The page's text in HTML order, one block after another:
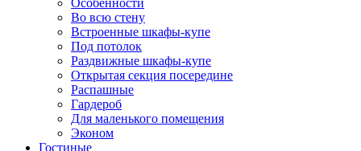
Особенности
Во всю стену
Встроенные шкафы-купе
Под потолок
Раздвижные шкафы-купе
Открытая секция посередине
Распашные
Гардероб
Для маленького помещения
Эконом
Гостиные